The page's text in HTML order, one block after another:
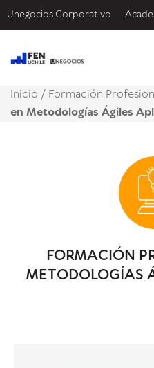
Unegocios Corporativo
Inicio / Formación
en Metodologías Ágiles
FORMACIÓN
METODOLOGÍAS